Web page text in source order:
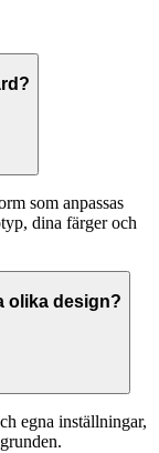
som anpassas
dina färger och
olika design?
egna inställningar,